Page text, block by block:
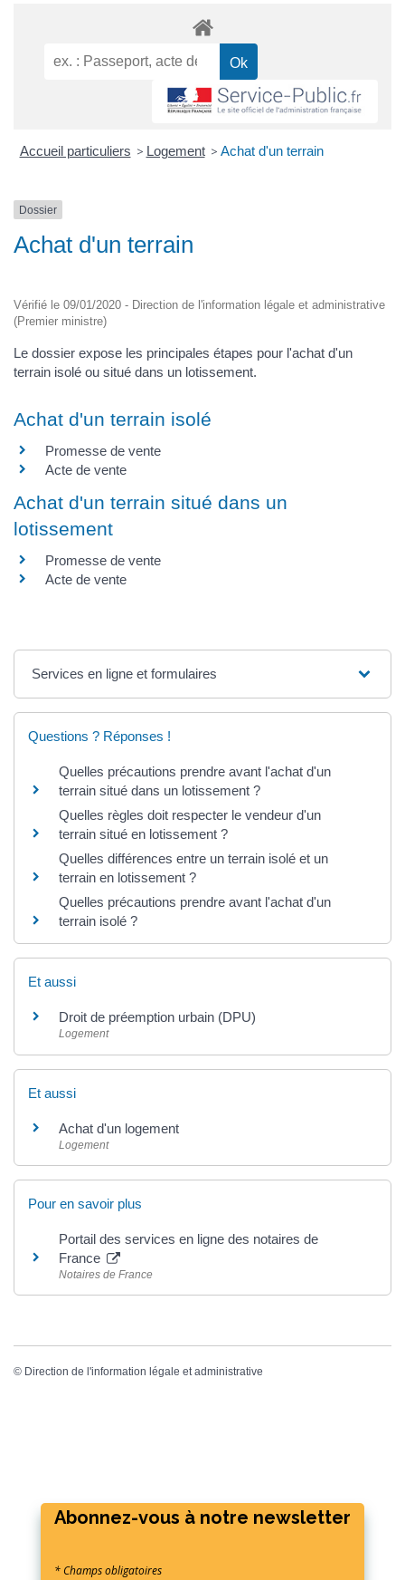
Accueil particuliers > Logement > Achat d'un terrain
Dossier
Achat d'un terrain
Vérifié le 09/01/2020 - Direction de l'information légale et administrative
(Premier ministre)
Le dossier expose les principales étapes pour l'achat d'un
terrain isolé ou situé dans un lotissement.
Achat d'un terrain isolé
Promesse de vente
Acte de vente
Achat d'un terrain situé dans un
lotissement
Promesse de vente
Acte de vente
Services en ligne et formulaires
Questions ? Réponses !
Quelles précautions prendre avant l'achat d'un
terrain situé dans un lotissement ?
Quelles règles doit respecter le vendeur d'un
terrain situé en lotissement ?
Quelles différences entre un terrain isolé et un
terrain en lotissement ?
Quelles précautions prendre avant l'achat d'un
terrain isolé ?
Et aussi
Droit de préemption urbain (DPU)
Logement
Et aussi
Achat d'un logement
Logement
Pour en savoir plus
Portail des services en ligne des notaires de
France
Notaires de France
© Direction de l'information légale et administrative
Abonnez-vous à notre newsletter
* Champs obligatoires